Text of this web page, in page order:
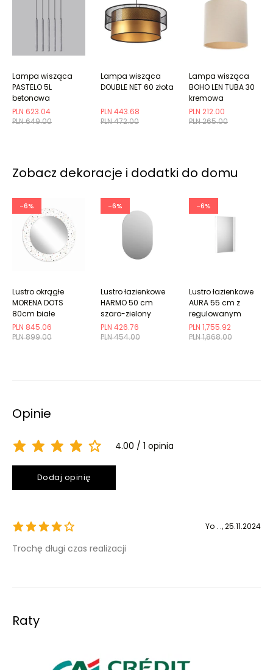
PLN 649.00
PLN 623.04
Lampa wisząca
PASTELO 5L
betonowa
PLN 472.00
PLN 443.68
Lampa wisząca
DOUBLE NET 60 złota
PLN 265.00
PLN 212.00
Lampa wisząca
BOHO LEN TUBA 30
kremowa
Zobacz dekoracje i dodatki do domu
-6%
PLN 899.00
PLN 845.06
Lustro okrągłe
MORENA DOTS
80cm białe
-6%
PLN 454.00
PLN 426.76
Lustro łazienkowe
HARMO 50 cm
szaro-zielony
półmat owalne
-6%
PLN 1,868.00
PLN 1,755.92
Lustro łazienkowe
AURA 55 cm z
regulowanym
podświetleniem LED
Opinie
4.00 1 opinia
Dodaj opinię
Yo . ., 25.11.2024
Trochę długi czas realizacji
Raty